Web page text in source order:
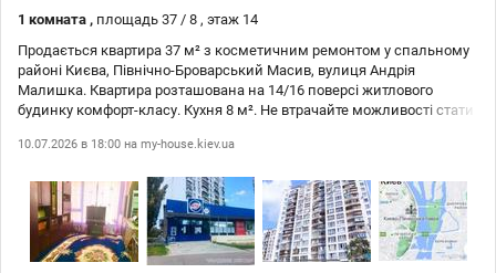
1 комната , площадь 37 / 8 , этаж 14
Продається квартира 37 м² з косметичним ремонтом у спальному
районі Києва, Північно-Броварський Масив, вулиця Андрія
Малишка. Квартира розташована на 14/16 поверсі житлового
будинку комфорт-класу. Кухня 8 м². Не втрачайте можливості стати
10.07.2026 в 18:00 на my-house.kiev.ua